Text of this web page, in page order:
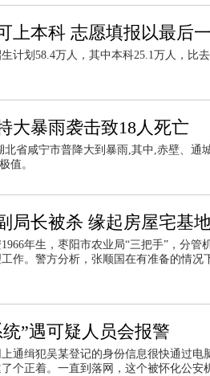
上本科 志愿填报以最后
计划58.4万人，其中本科25.1万人，比
大暴雨袭击致18人死亡
北省咸宁市普降大到暴雨,其中,赤壁、通
值。
局长被杀 缘起房屋宅基
年生，枣阳市农业局“三把手”，分
作。警方分析，张顺国在有准备的情况
”遇可疑人员会报警
通缉犯吴某登记的身份信息很快通过电
个正着。一直到落网，这个被怀化公安